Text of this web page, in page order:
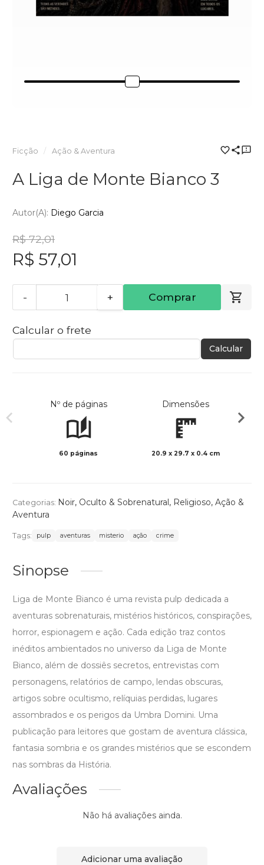
Ficção Ação & Aventura
A Liga de Monte Bianco 3
Autor(a): Diego Garcia
R$ 72,01
R$ 57,01
- + Comprar
Calcular o frete
Calcular
Nº de páginas
60 páginas
Dimensões
20.9 x 29.7 x 0.4 cm
Categorias: Noir, Oculto & Sobrenatural, Religioso, Ação &
Aventura
Tags: pulp aventuras misterio ação crime
Sinopse
Liga de Monte Bianco é uma revista pulp dedicada a
aventuras sobrenaturais, mistérios históricos, conspirações,
horror, espionagem e ação. Cada edição traz contos
inéditos ambientados no universo da Liga de Monte
Bianco, além de dossiês secretos, entrevistas com
personagens, relatórios de campo, lendas obscuras,
artigos sobre ocultismo, relíquias perdidas, lugares
assombrados e os perigos da Umbra Domini. Uma
publicação para leitores que gostam de aventura clássica,
fantasia sombria e os grandes mistérios que se escondem
nas sombras da História.
Avaliações
Não há avaliações ainda.
Adicionar uma avaliação